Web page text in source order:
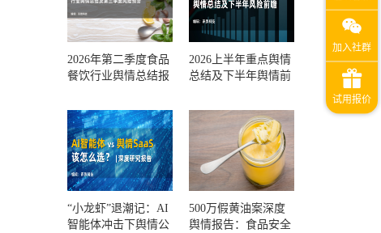
2026年第二季度食品
餐饮行业舆情总结报
测
2026上半年重点舆情
总结及下半年舆情前
“小龙虾”退潮记：AI
智能体冲击下舆情公
500万假黄油案深度
舆情报告：食品安全